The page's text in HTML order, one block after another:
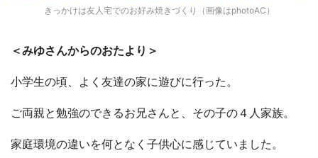
きっかけは友人宅でのお好み焼きづくり（画像はphotoAC）
＜みゆさんからのおたより＞
小学生の頃、よく友達の家に遊びに行った。
ご両親と勉強のできるお兄さんと、その子の４人家族。
家庭環境の違いを何となく子供心に感じていました。